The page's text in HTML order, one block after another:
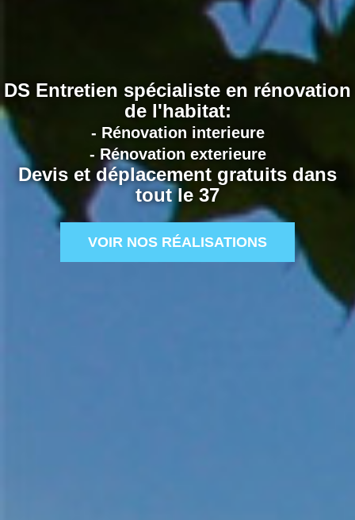
DS Entretien spécialiste en rénovation
de l'habitat:
- Rénovation interieure
- Rénovation exterieure
Devis et déplacement gratuits dans
tout le 37
VOIR NOS RÉALISATIONS